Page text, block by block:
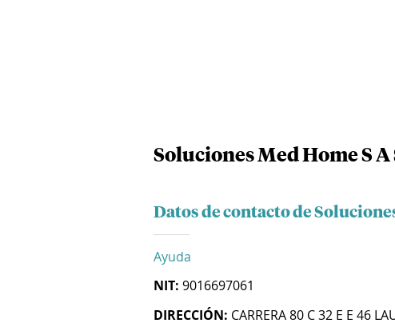
Soluciones Med Home S A
Datos de contacto de
Ayuda
NIT: 9016697061
DIRECCIÓN: CARRERA 80 C 32 E E 46